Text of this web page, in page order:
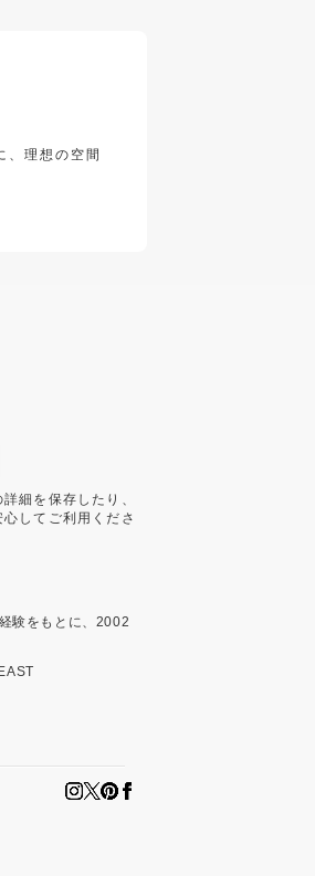
、理想の空間
細を保存したり、
してご利用くださ
験をもとに、2002